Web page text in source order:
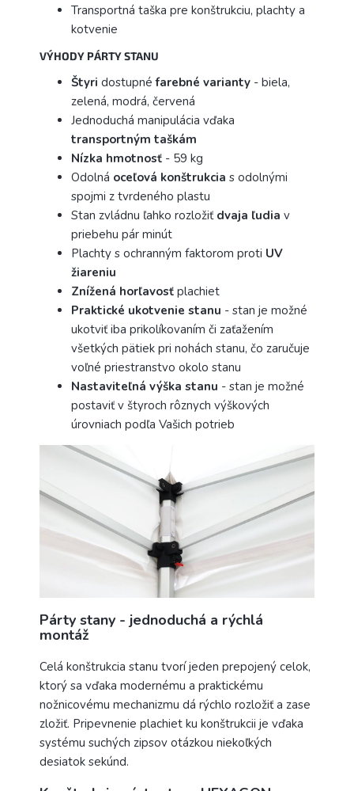
Transportná taška pre konštrukciu, plachty a
kotvenie
VÝHODY PÁRTY STANU
Štyri dostupnéfarebné varianty - biela,
zelená, modrá, červená
Jednoduchá manipulácia vďaka
transportným taškám
Nízka hmotnosť - 59 kg
Odolná oceľová konštrukcia s odolnými
spojmi z tvrdeného plastu
Stan zvládnu ľahko rozložiť dvaja ľudia v
priebehu pár minút
Plachty s ochranným faktorom proti UV
žiareniu
Znížená horľavosť plachiet
Praktické ukotvenie stanu - stan je možné
ukotviť iba prikolíkovaním či zaťažením
všetkých pätiek pri nohách stanu, čo zaručuje
voľné priestranstvo okolo stanu
Nastaviteľná výška stanu - stan je možné
postaviť v štyroch rôznych výškových
úrovniach podľa Vašich potrieb
Párty stany - jednoduchá a rýchlá
montáž
Celá konštrukcia stanu tvorí jeden prepojený celok,
ktorý sa vďaka modernému a praktickému
nožnicovému mechanizmu dá rýchlo rozložiť a zase
zložiť. Pripevnenie plachiet ku konštrukcii je vďaka
systému suchých zipsov otázkou niekoľkých
desiatok sekúnd.